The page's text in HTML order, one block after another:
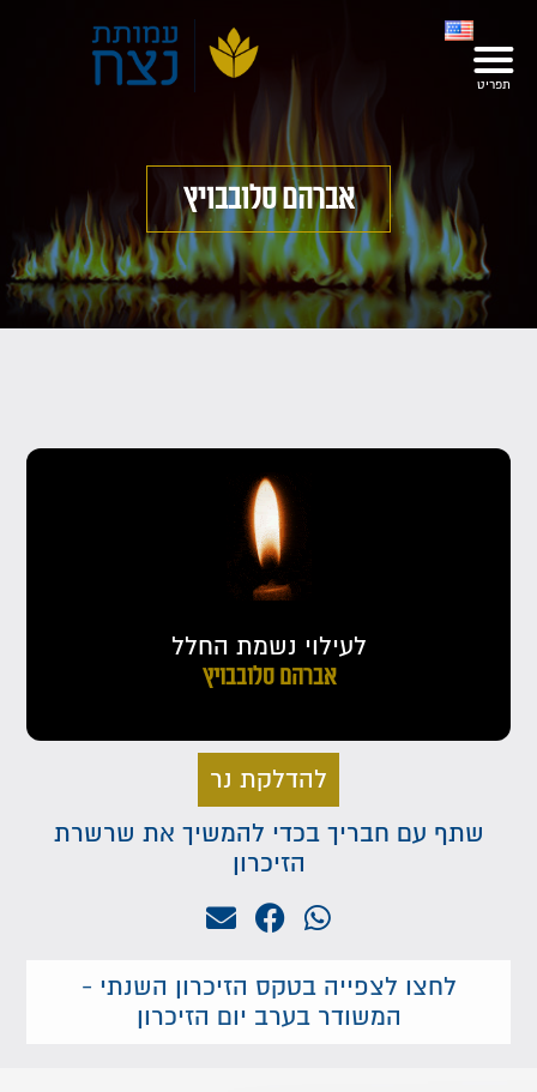
אברהם סלובבויץ
לעילוי נשמת החלל
אברהם סלובבויץ
להדלקת נר
שתף עם חבריך בכדי להמשיך את שרשרת
הזיכרון
לחצו לצפייה בטקס הזיכרון השנתי -
המשודר בערב יום הזיכרון